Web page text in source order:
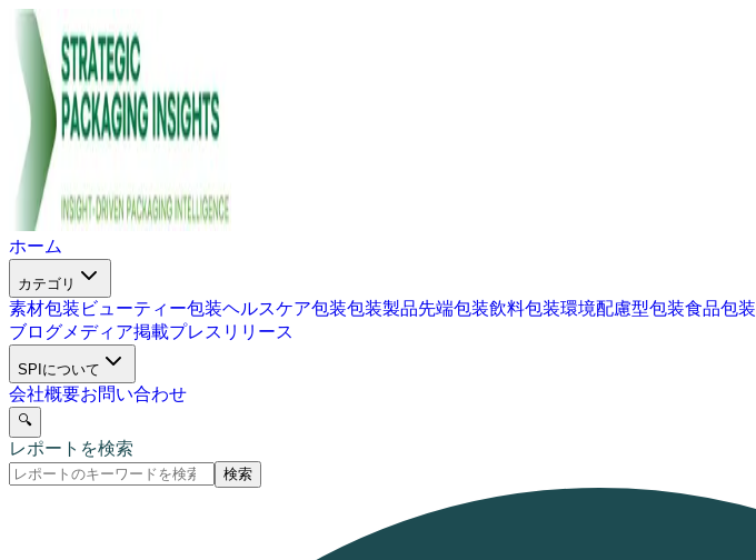
ホーム
カテゴリ
素材包装 ビューティー包装ヘルスケア包装包装製品先端包装飲料包装環境配慮型包装食品包装
ブログメディア掲載プレスリリース
SPIについて
会社概要お問い合わせ
🔍
レポートを検索
検索